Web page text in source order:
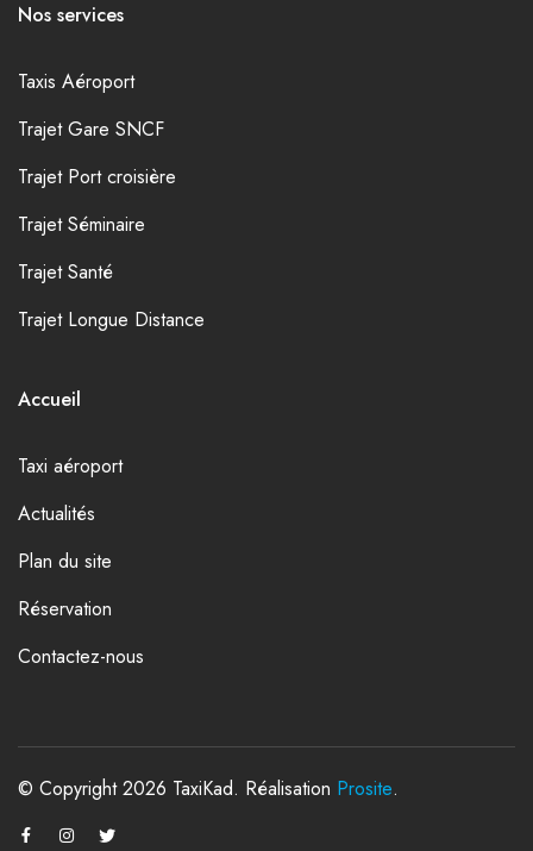
Nos services
Taxis Aéroport
Trajet Gare SNCF
Trajet Port croisière
Trajet Séminaire
Trajet Santé
Trajet Longue Distance
Accueil
Taxi aéroport
Actualités
Plan du site
Réservation
Contactez-nous
© Copyright 2026 TaxiKad. Réalisation Prosite.